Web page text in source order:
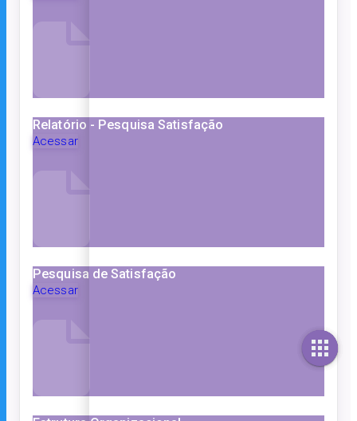
Relatório - Pesquisa Satisfação
Acessar
Pesquisa de Satisfação
Acessar